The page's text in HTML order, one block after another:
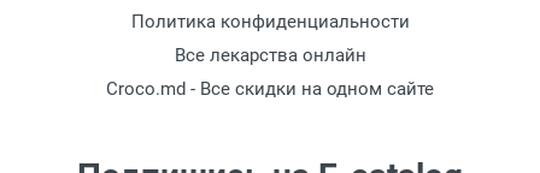
Политика конфиденциальности
Все лекарства онлайн
Croco.md - Все скидки на одном сайте